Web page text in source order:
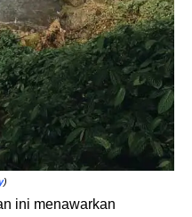
)
ini menawarkan